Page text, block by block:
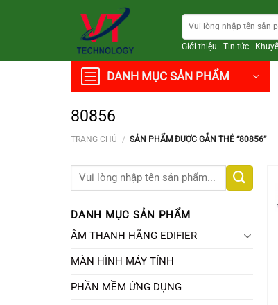
Tìm
kiếm:
Giới thiệu Tin tức|
DANH MỤC SẢN PHẨM
80856
TRANG CHỦ / SẢN PHẨM ĐƯỢC GẮN THẺ “80856”
Tìm
DANH MỤC SẢN PHẨM
ÂM THANH HÃNG EDIFIER
MÀN HÌNH MÁY TÍNH
PHẦN MỀM ỨNG DỤNG